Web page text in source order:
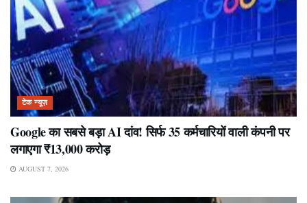
टेक न्यूज़
Google का सबसे बड़ा AI दांव! सिर्फ 35 कर्मचारियों वाली कंपनी पर
लगाएगा ₹13,000 करोड़
AUGUST 7, 2026